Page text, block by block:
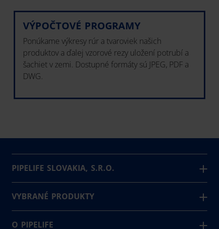
VÝPOČTOVÉ PROGRAMY
Ponúkame výkresy rúr a tvaroviek našich
produktov a ďalej vzorové rezy uložení potrubí a
šachiet v zemi. Dostupné formáty sú JPEG, PDF a
DWG.
PIPELIFE SLOVAKIA, S.R.O.
Spoločnosť PIPELIFE SLOVAKIA s.r.o. je významným
výrobcom a najväčším predajcom plastových
VYBRANÉ PRODUKTY
Aqualine PE 100 RC
Carbo Oxy CRP
O PIPELIFE